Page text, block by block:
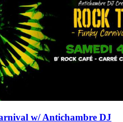
w/ Antichambre DJ